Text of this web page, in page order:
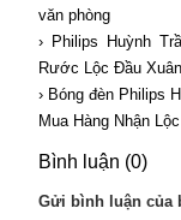
văn phòng
› Philips Huỳnh
Rước Lộc Đầu
› Bóng đèn Philips
Mua Hàng Nhận
Bình luận (0)
Gửi bình luận của